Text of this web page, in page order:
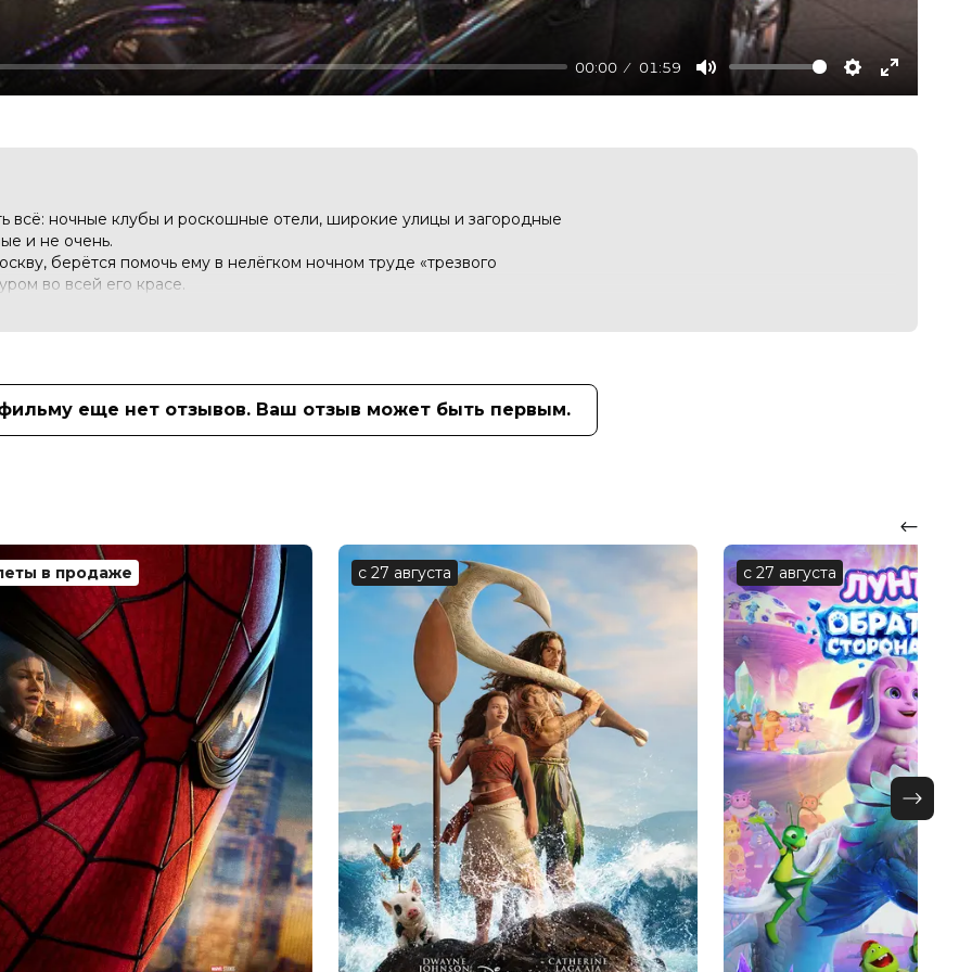
00:00 01:59
Mute Settings
Enter
всё: ночные клубы и роскошные отели, широкие улицы и загородные
и не очень.
берётся помочь ему в нелёгком ночном труде «трезвого
во всей его красе.
номере вместе с Кристиной, которую ему выпало подвозить из
(219 голосов)
Ирина Мартыненко, Янина
Виталий Шляппо
Гигинеишвили
еще нет отзывов. Ваш отзыв может быть первым.
в продаже с 27 августа с 27 августа